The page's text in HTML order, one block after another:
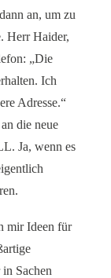
an, um zu
Herr Haider,
„Die
Ich
Adresse.“
die neue
Ja, wenn es
mir Ideen für
Sachen